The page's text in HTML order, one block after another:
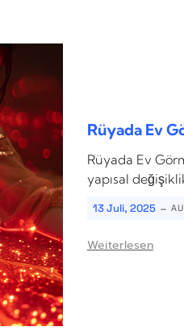
Rüyada Ev
Rüyada Ev
yapısal
13 Juli, 2025 -
Weiterlesen